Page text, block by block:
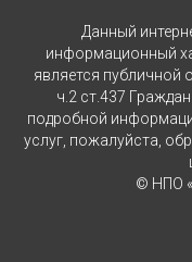
Данный
информационный
является публичной
ч.2 ст.437
подробной
услуг, пожалуйста,
© НПО